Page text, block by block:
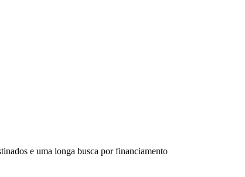
e uma longa busca por financiamento